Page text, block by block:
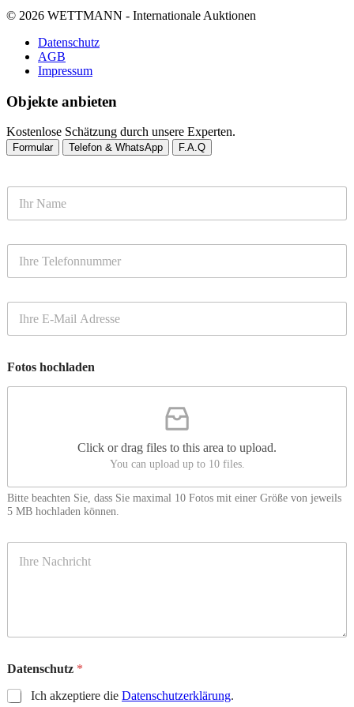
© 2026 WETTMANN - Internationale Auktionen
Datenschutz
AGB
Impressum
Objekte anbieten
Kostenlose Schätzung durch unsere Experten.
Formular Telefon & WhatsApp F.A.Q
m
l
u
m
a
l
*
Fotos hochladen
Click or drag files to this area to upload.
You can upload up to 10 files.
Bitte beachten Sie, dass Sie maximal 10 Fotos mit einer Größe von jeweils
5 MB hochladen können.
t
r
Datenschutz *
Ich akzeptiere die Datenschutzerklärung.